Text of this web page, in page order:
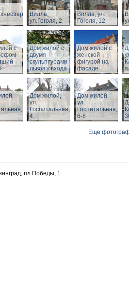
Вилла,
ул.Гоголя, 2
Вилла, ул.
Гоголя, 12
с
Дом жилой с
двумя
скульптурами
львов у входа
Дом жилой с
женской
фигурой на
фасаде
Дом жилой,
ул.
Госпитальная,
4
Дом жилой,
ул.
Госпитальная,
6-8
Еще
пл.Победы, 1